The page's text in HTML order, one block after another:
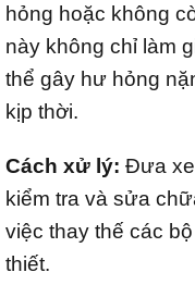
hỏng hoặc không
này không chỉ làm
thể gây hư hỏng
kịp thời.
Cách xử lý: Đưa
kiểm tra và sửa
việc thay thế các
thiết.